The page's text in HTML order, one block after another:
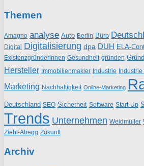
Themen
Amagno analyse Auto Berlin Büro
Digital Digitalisierung dpa DUH ELA-
Existenzgründerinnen Gesundheit gründen
Hersteller Immobilienmakler Industrie Industrie
Marketing Nachhaltigkeit Online-Marketing
Deutschland SEO Sicherheit Software Start-Up
Trends Unternehmen Weidmüller
Ziehl-Abegg Zukunft
Archiv